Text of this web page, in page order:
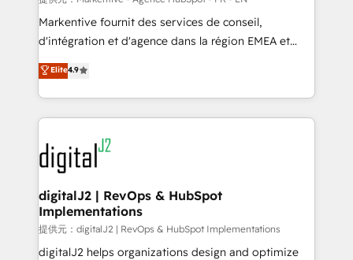
Build high-performing websites with UX, messaging,
& conversion strategy that drive results. 🤖AI
AI, & maximize AEO with tailored AI services. 🧩
Integrations: Extend HubSpot with custom
Markentive fournit des services de conseil,
d'intégration et d'agence dans la région EMEA et
North America. Avec plus de 115 experts en
marketing automation, Growth, Revops, CRM et
webdesign. Markentive is both a consulting firm, a
digital agency and an integrator. With over 115
experts in marketing automation, growth, revops,
CRM and webdesign (We focus on EMEA - USA
customers).
Elite4.9
digitalJ2 | RevOps & HubSpot
Implementations
提供元：digitalJ2 | RevOps & HubSpot Implementations
digitalJ2 helps organizations design and optimize